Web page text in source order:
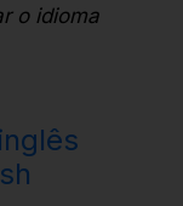
o idioma